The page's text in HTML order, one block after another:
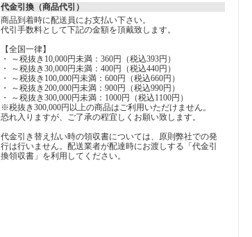
代金引換（商品代引）
商品到着時に配送員にお支払い下さい。
代引手数料として下記の金額を頂戴致します。
【全国一律】
・ ～税抜き10,000円未満：360円（税込393円）
・ ～税抜き30,000円未満：400円（税込440円）
・ ～税抜き100,000円未満：600円（税込660円）
・ ～税抜き200,000円未満：900円（税込990円）
・ ～税抜き300,000円未満：1000円（税込1100円）
※税抜き300,000円以上の商品はご利用いただけません。
恐れ入りますが、ご了承の程宜しくお願い致します。
代金引き替え払い時の領収書については、原則弊社での発
行は行いません。配送業者が配達時にお渡しする「代金引
換領収書」を利用してください。